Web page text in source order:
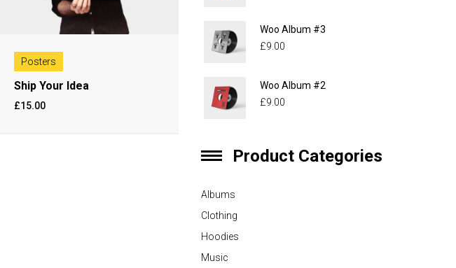
Posters
Ship Your Idea
£15.00
Woo Album #3
£9.00
Woo Album #2
£9.00
Product Categories
Albums
Clothing
Hoodies
Music